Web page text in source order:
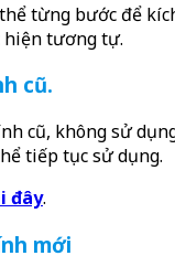
từng bước để
hiện tương tự.
cũ.
cũ, không sử
tiếp tục sử dụng.
đây.
mới